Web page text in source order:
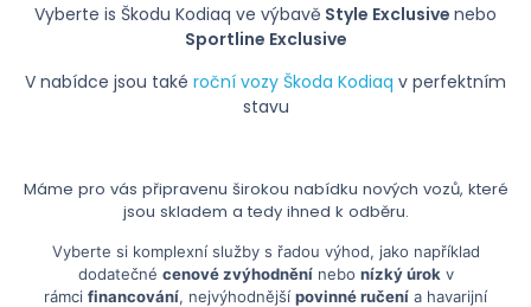
Vyberte is Škodu Kodiaq ve výbavě Style Exclusive nebo
Sportline Exclusive
V nabídce jsou také roční vozy Škoda Kodiaq v perfektním
stavu
Máme pro vás připravenu širokou nabídku nových vozů, které
jsou skladem a tedy ihned k odběru.
Vyberte si komplexní služby s řadou výhod, jako například
dodatečné cenové zvýhodněnínebo nízký úrok v
rámci financování, nejvýhodnější povinné ručení a havarijní